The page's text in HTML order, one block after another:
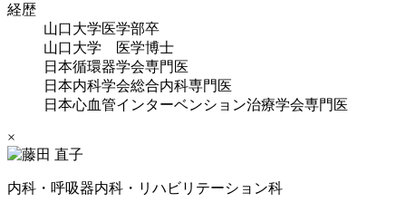
経歴
山口大学医学部卒
山口大学 医学博士
日本循環器学会専門医
日本内科学会総合内科専門医
日本心血管インターベンション治療学会専門医
×
内科・呼吸器内科・リハビリテーション科